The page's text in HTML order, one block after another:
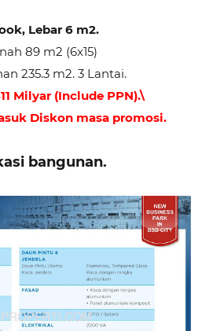
Lebar 6 m2.
89 m2 (6x15)
235.3 m2. 3 Lantai.
Milyar (Include PPN).\
Diskon masa promosi.
bangunan.